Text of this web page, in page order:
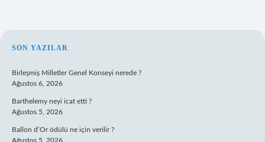
SIDEBAR
SON YAZILAR
Birleşmiş Milletler Genel Konseyi nerede ?
Ağustos 6, 2026
Barthelemy neyi icat etti ?
Ağustos 5, 2026
Ballon d’Or ödülü ne için verilir ?
Ağustos 5, 2026